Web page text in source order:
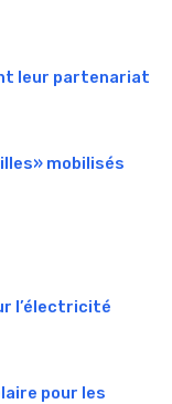
leur partenariat
mobilisés
l’électricité
pour les